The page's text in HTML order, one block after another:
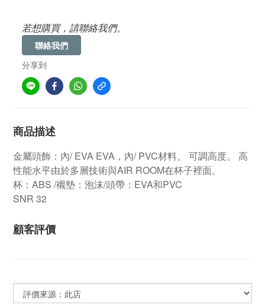
若想購買，請聯絡我們。
聯絡我們
分享到
商品描述
金屬頭飾：內/ EVA EVA，內/ PVC材料。 可調高度。
高
性能水平由於多層技術與AIR ROOM在杯子裡面。
杯：ABS /襯墊：泡沫/頭帶：EVA和PVC
SNR 32
顧客評價